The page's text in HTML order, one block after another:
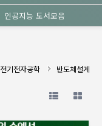
인공지능 도서모음
전기전자공학 반도체설계